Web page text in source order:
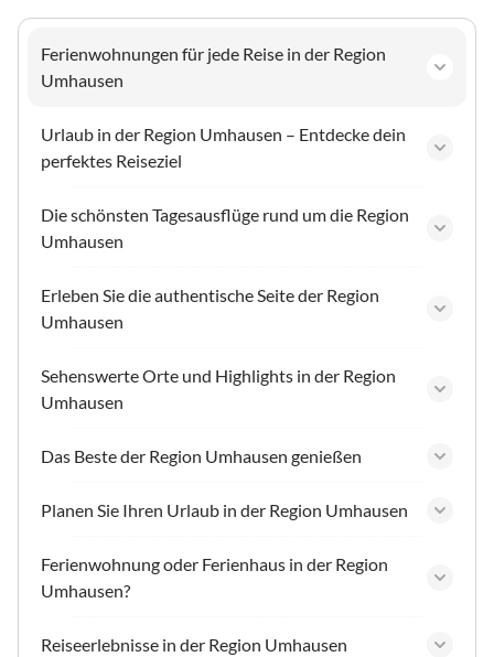
Ferienwohnungen für jede Reise in der Region
Umhausen
Urlaub in der Region Umhausen – Entdecke dein
perfektes Reiseziel
Die schönsten Tagesausflüge rund um die Region
Umhausen
Erleben Sie die authentische Seite der Region
Umhausen
Sehenswerte Orte und Highlights in der Region
Umhausen
Das Beste der Region Umhausen genießen
Planen Sie Ihren Urlaub in der Region Umhausen
Ferienwohnung oder Ferienhaus in der Region
Umhausen?
Reiseerlebnisse in der Region Umhausen